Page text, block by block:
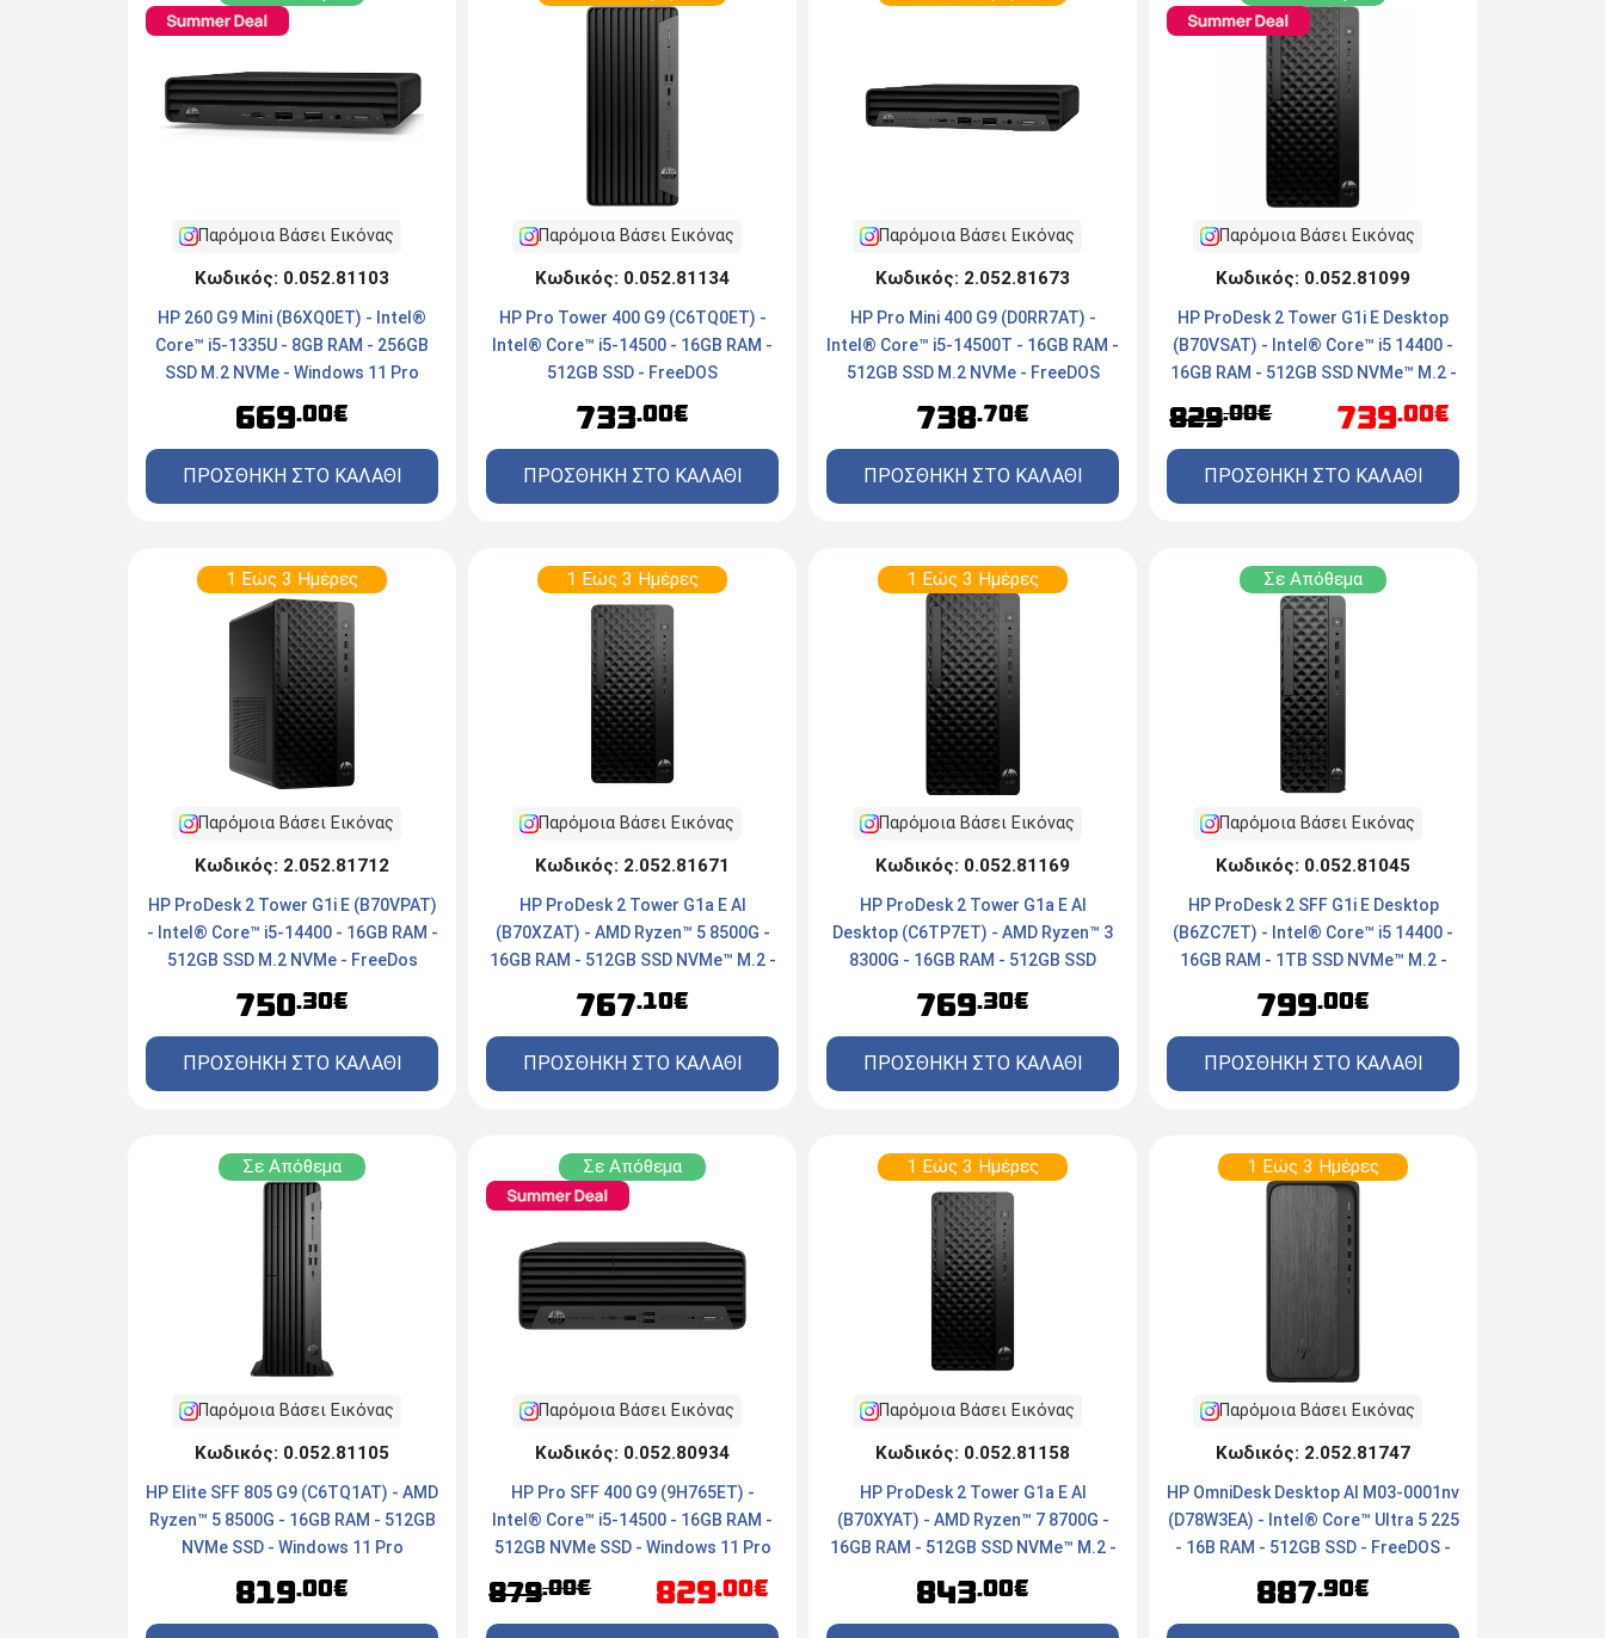
Παρόμοια Βάσει Εικόνας
Κωδικός: 0.052.81103
HP 260 G9 Mini (B6XQ0ET) - Intel®
Core™ i5-1335U - 8GB RAM - 256GB
SSD M.2 NVMe - Windows 11 Pro
669.00€
ΠΡΟΣΘΗΚΗ ΣΤΟ ΚΑΛΑΘΙ
Παρόμοια Βάσει Εικόνας
Κωδικός: 0.052.81134
HP Pro Tower 400 G9 (C6TQ0ET) -
Intel® Core™ i5-14500 - 16GB RAM -
512GB SSD - FreeDOS
733.00€
ΠΡΟΣΘΗΚΗ ΣΤΟ ΚΑΛΑΘΙ
Παρόμοια Βάσει Εικόνας
Κωδικός: 2.052.81673
HP Pro Mini 400 G9 (D0RR7AT) -
Intel® Core™ i5-14500T - 16GB RAM -
512GB SSD M.2 NVMe - FreeDOS
738.70€
ΠΡΟΣΘΗΚΗ ΣΤΟ ΚΑΛΑΘΙ
Παρόμοια Βάσει Εικόνας
Κωδικός: 0.052.81099
HP ProDesk 2 Tower G1i E Desktop
(B70VSAT) - Intel® Core™ i5 14400 -
16GB RAM - 512GB SSD NVMe™ M.2 -
829.00€ 739.00€
ΠΡΟΣΘΗΚΗ ΣΤΟ ΚΑΛΑΘΙ
1 Εώς 3 Ημέρες
Παρόμοια Βάσει Εικόνας
Κωδικός: 2.052.81712
HP ProDesk 2 Tower G1i E (B70VPAT)
- Intel® Core™ i5-14400 - 16GB RAM -
512GB SSD M.2 NVMe - FreeDos
750.30€
ΠΡΟΣΘΗΚΗ ΣΤΟ ΚΑΛΑΘΙ
1 Εώς 3 Ημέρες
Παρόμοια Βάσει Εικόνας
Κωδικός: 2.052.81671
HP ProDesk 2 Tower G1a E AI
(B70XZAT) - AMD Ryzen™ 5 8500G -
16GB RAM - 512GB SSD NVMe™ M.2 -
767.10€
ΠΡΟΣΘΗΚΗ ΣΤΟ ΚΑΛΑΘΙ
1 Εώς 3 Ημέρες
Παρόμοια Βάσει Εικόνας
Κωδικός: 0.052.81169
HP ProDesk 2 Tower G1a E AI
Desktop (C6TP7ET) - AMD Ryzen™ 3
8300G - 16GB RAM - 512GB SSD
769.30€
ΠΡΟΣΘΗΚΗ ΣΤΟ ΚΑΛΑΘΙ
Σε Απόθεμα
Παρόμοια Βάσει Εικόνας
Κωδικός: 0.052.81045
HP ProDesk 2 SFF G1i E Desktop
(B6ZC7ET) - Intel® Core™ i5 14400 -
16GB RAM - 1TB SSD NVMe™ M.2 -
799.00€
ΠΡΟΣΘΗΚΗ ΣΤΟ ΚΑΛΑΘΙ
Σε Απόθεμα
Παρόμοια Βάσει Εικόνας
Κωδικός: 0.052.81105
HP Elite SFF 805 G9 (C6TQ1AT) - AMD
Ryzen™ 5 8500G - 16GB RAM - 512GB
NVMe SSD - Windows 11 Pro
819.00€
Σε Απόθεμα
Παρόμοια Βάσει Εικόνας
Κωδικός: 0.052.80934
HP Pro SFF 400 G9 (9H765ET) -
Intel® Core™ i5-14500 - 16GB RAM -
512GB NVMe SSD - Windows 11 Pro
879.00€ 829.00€
1 Εώς 3 Ημέρες
Παρόμοια Βάσει Εικόνας
Κωδικός: 0.052.81158
HP ProDesk 2 Tower G1a E AI
(B70XYAT) - AMD Ryzen™ 7 8700G -
16GB RAM - 512GB SSD NVMe™ M.2 -
843.00€
1 Εώς 3 Ημέρες
Παρόμοια Βάσει Εικόνας
Κωδικός: 2.052.81747
HP OmniDesk Desktop AI M03-0001nv
(D78W3EA) - Intel® Core™ Ultra 5 225
- 16B RAM - 512GB SSD - FreeDOS -
887.90€